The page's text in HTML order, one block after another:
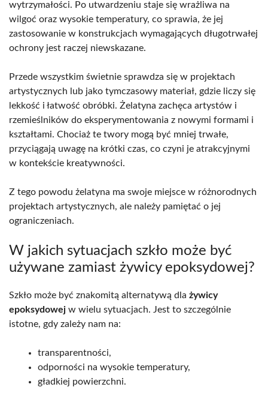
wytrzymałości. Po utwardzeniu staje się wrażliwa na
wilgoć oraz wysokie temperatury, co sprawia, że jej
zastosowanie w konstrukcjach wymagających długotrwałej
ochrony jest raczej niewskazane.
Przede wszystkim świetnie sprawdza się w projektach
artystycznych lub jako tymczasowy materiał, gdzie liczy się
lekkość i łatwość obróbki. Żelatyna zachęca artystów i
rzemieślników do eksperymentowania z nowymi formami i
kształtami. Chociaż te twory mogą być mniej trwałe,
przyciągają uwagę na krótki czas, co czyni je atrakcyjnymi
w kontekście kreatywności.
Z tego powodu żelatyna ma swoje miejsce w różnorodnych
projektach artystycznych, ale należy pamiętać o jej
ograniczeniach.
W jakich sytuacjach szkło może być
używane zamiast żywicy epoksydowej?
Szkło może być znakomitą alternatywą dla żywicy
epoksydowej w wielu sytuacjach. Jest to szczególnie
istotne, gdy zależy nam na:
transparentności,
odporności na wysokie temperatury,
gładkiej powierzchni.